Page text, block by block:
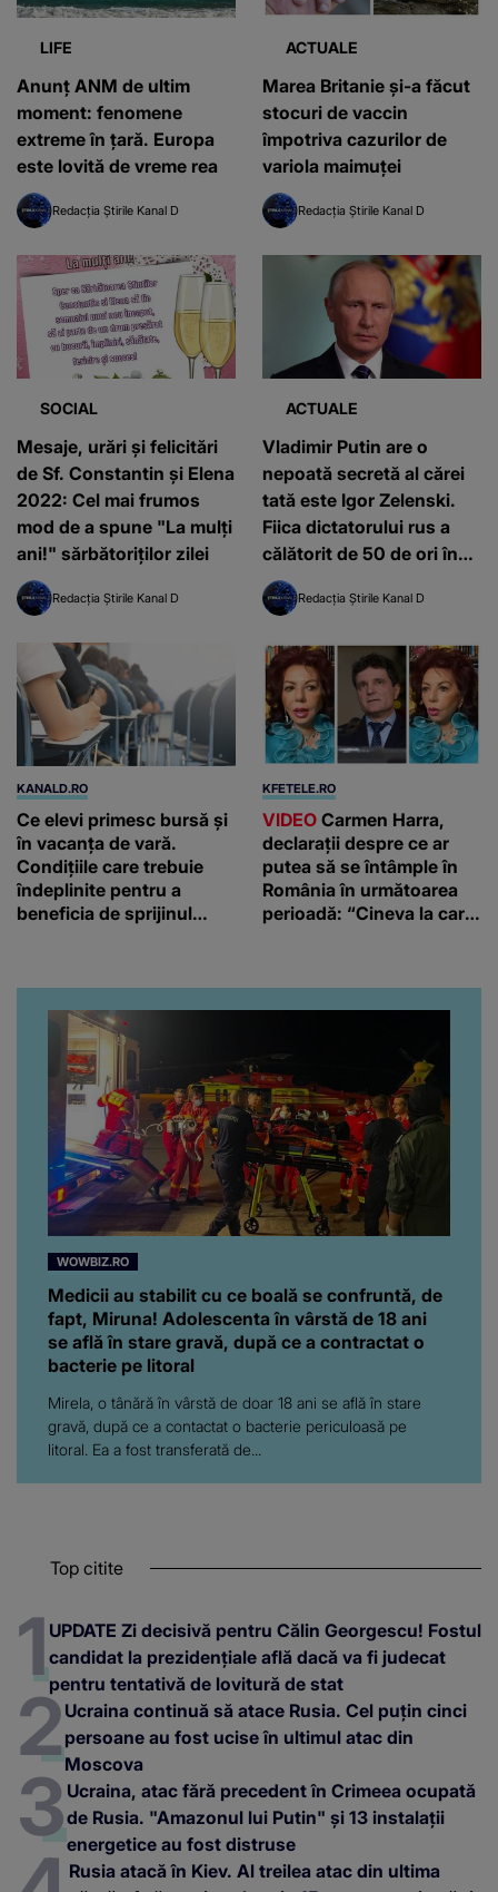
LIFE
Anunț ANM de ultim
moment: fenomene
extreme în țară. Europa
este lovită de vreme rea
Redacția Știrile Kanal D
ACTUALE
Marea Britanie și-a făcut
stocuri de vaccin
împotriva cazurilor de
variola maimuței
Redacția Știrile Kanal D
SOCIAL
Mesaje, urări şi felicitări
de Sf. Constantin şi Elena
2022: Cel mai frumos
mod de a spune "La mulţi
ani!" sărbătoriților zilei
Redacția Știrile Kanal D
ACTUALE
Vladimir Putin are o
nepoată secretă al cărei
tată este Igor Zelenski.
Fiica dictatorului rus a
călătorit de 50 de ori în
decursul a 2 ani la
Munchen
Redacția Știrile Kanal D
KANALD.RO
Ce elevi primesc bursă și
în vacanța de vară.
Condițiile care trebuie
îndeplinite pentru a
beneficia de sprijinul
KFETELE.RO
VIDEO Carmen Harra,
declarații despre ce ar
putea să se întâmple în
România în următoarea
perioadă: “Cineva la care
WOWBIZ.RO
Medicii au stabilit cu ce boală se confruntă, de
fapt, Miruna! Adolescenta în vârstă de 18 ani
se află în stare gravă, după ce a contractat o
bacterie pe litoral
Mirela, o tânără în vârstă de doar 18 ani se află în stare
gravă, după ce a contactat o bacterie periculoasă pe
litoral. Ea a fost transferată de...
Top citite
UPDATE Zi decisivă pentru Călin Georgescu! Fostul
candidat la prezidențiale află dacă va fi judecat
pentru tentativă de lovitură de stat
Ucraina continuă să atace Rusia. Cel puțin cinci
persoane au fost ucise în ultimul atac din
Moscova
Ucraina, atac fără precedent în Crimeea ocupată
de Rusia. "Amazonul lui Putin" și 13 instalații
energetice au fost distruse
Rusia atacă în Kiev. Al treilea atac din ultima